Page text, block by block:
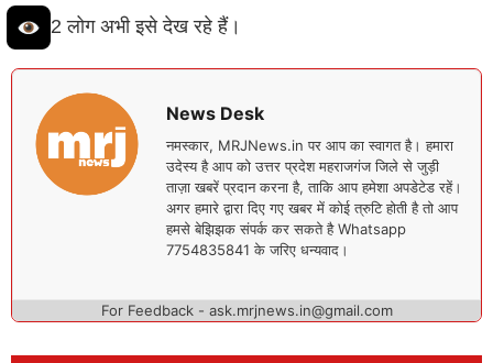
2 लोग अभी इसे देख रहे हैं।
News Desk
नमस्कार, MRJNews.in पर आप का स्वागत है। हमारा
उदेस्य है आप को उत्तर प्रदेश महराजगंज जिले से जुड़ी
ताज़ा खबरें प्रदान करना है, ताकि आप हमेशा अपडेटेड रहें।
अगर हमारे द्वारा दिए गए खबर में कोई त्रुटि होती है तो आप
हमसे बेझिझक संपर्क कर सकते है Whatsapp
7754835841 के जरिए धन्यवाद।
For Feedback - ask.mrjnews.in@gmail.com